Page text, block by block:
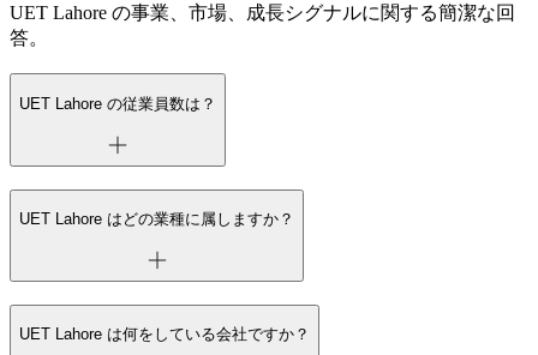
UET Lahore の事業、市場、成長シグナルに関する簡潔な回
答。
UET Lahore の従業員数は？
UET Lahore はどの業種に属しますか？
UET Lahore は何をしている会社ですか？